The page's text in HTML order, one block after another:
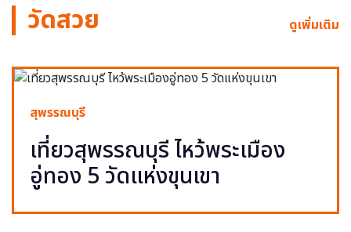
วัดสวย ดูเพิ่มเติม
สุพรรณบุรี
เที่ยวสุพรรณบุรี ไหว้พระเมือง
อู่ทอง 5 วัดแห่งขุนเขา